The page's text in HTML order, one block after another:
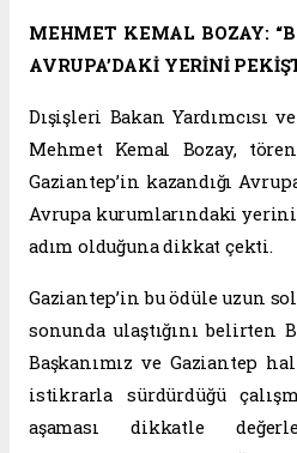
MEHMET KEMAL BOZAY:
AVRUPA’DAKİ YERİNİ
Dışişleri Bakan Yardımcısı
Mehmet Kemal Bozay,
Gaziantep’in kazandığı
Avrupa kurumlarındaki
adım olduğuna dikkat çekti.
Gaziantep’in bu ödüle uzun
sonunda ulaştığını belirten
Başkanımız ve Gaziantep
istikrarla sürdürdüğü
aşaması dikkatle